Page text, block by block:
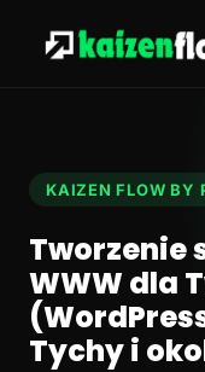
KAIZEN FLOW BY
Tworzenie
WWW dla
Tychy i